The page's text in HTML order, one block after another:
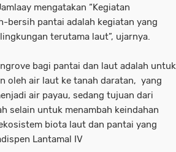
mengatakan “Kegiatan
bersih pantai adalah kegiatan yang
terutama laut”, ujarnya.
bagi pantai dan laut adalah untuk
oleh air laut ke tanah daratan, yang
air payau, sedang tujuan dari
selain untuk menambah keindahan
biota laut dan pantai yang
Lantamal IV